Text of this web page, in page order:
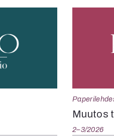
Muutos
2–3/2026